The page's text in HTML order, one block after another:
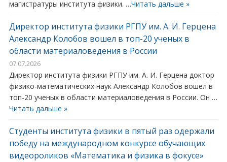
магистратуры института физики. …Читать дальше »
Директор института физики РГПУ им. А. И. Герцена
Александр Колобов вошел в топ-20 ученых в
области материаловедения в России
07.07.2026
Директор института физики РГПУ им. А. И. Герцена доктор
физико-математических наук Александр Колобов вошел в
топ-20 ученых в области материаловедения в России. Он …
Читать дальше »
Студенты института физики в пятый раз одержали
победу на международном конкурсе обучающих
видеороликов «Математика и физика в фокусе»